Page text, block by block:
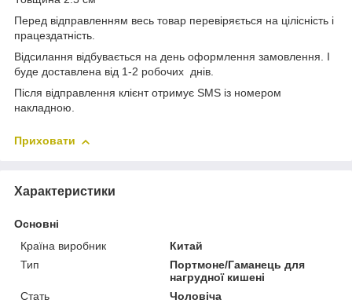
Перед відправленням весь товар перевіряється на цілісність і
працездатність.
Відсилання відбувається на день оформлення замовлення. І
буде доставлена від 1-2 робочих днів.
Після відправлення клієнт отримує SMS із номером
накладною.
Приховати
Характеристики
Основні
Країна виробник
Китай
Тип
Портмоне/Гаманець для
нагрудної кишені
Стать
Чоловіча